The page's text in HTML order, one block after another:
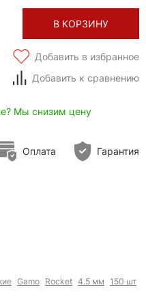
В КОРЗИНУ
Добавить в избранное
Добавить к сравнению
Мы снизим цену
Оплата Гарантия
Gamo Rocket 4.5 мм 150 шт